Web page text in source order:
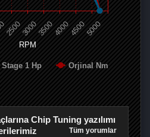
RPM
Stage 1 Hp
Orjinal Nm
250030003500400045005000
Chip Tuning yazılımı
Tüm yorumlar